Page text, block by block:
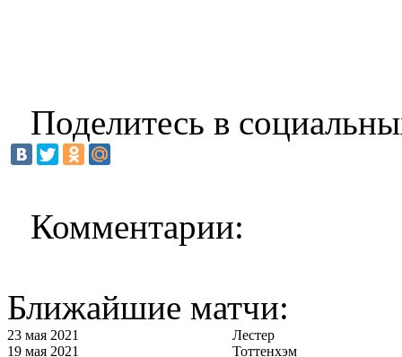
Поделитесь в
Комментарии:
Ближайшие матчи:
23 мая 2021
Лестер
19 мая 2021
Тоттенхэм